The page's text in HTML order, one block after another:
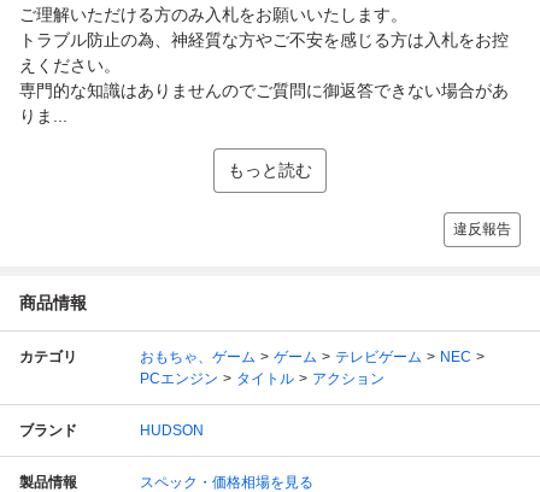
ご理解いただける方のみ入札をお願いいたします。
トラブル防止の為、神経質な方やご不安を感じる方は入札をお控
えください。
専門的な知識はありませんのでご質問に御返答できない場合があ
りま...
もっと読む
違反報告
商品情報
カテゴリ おもちゃ、ゲーム ゲーム テレビゲーム
NEC
PCエンジン
タイトル アクション
ブランド HUDSON
製品情報 スペック・価格相場を見る